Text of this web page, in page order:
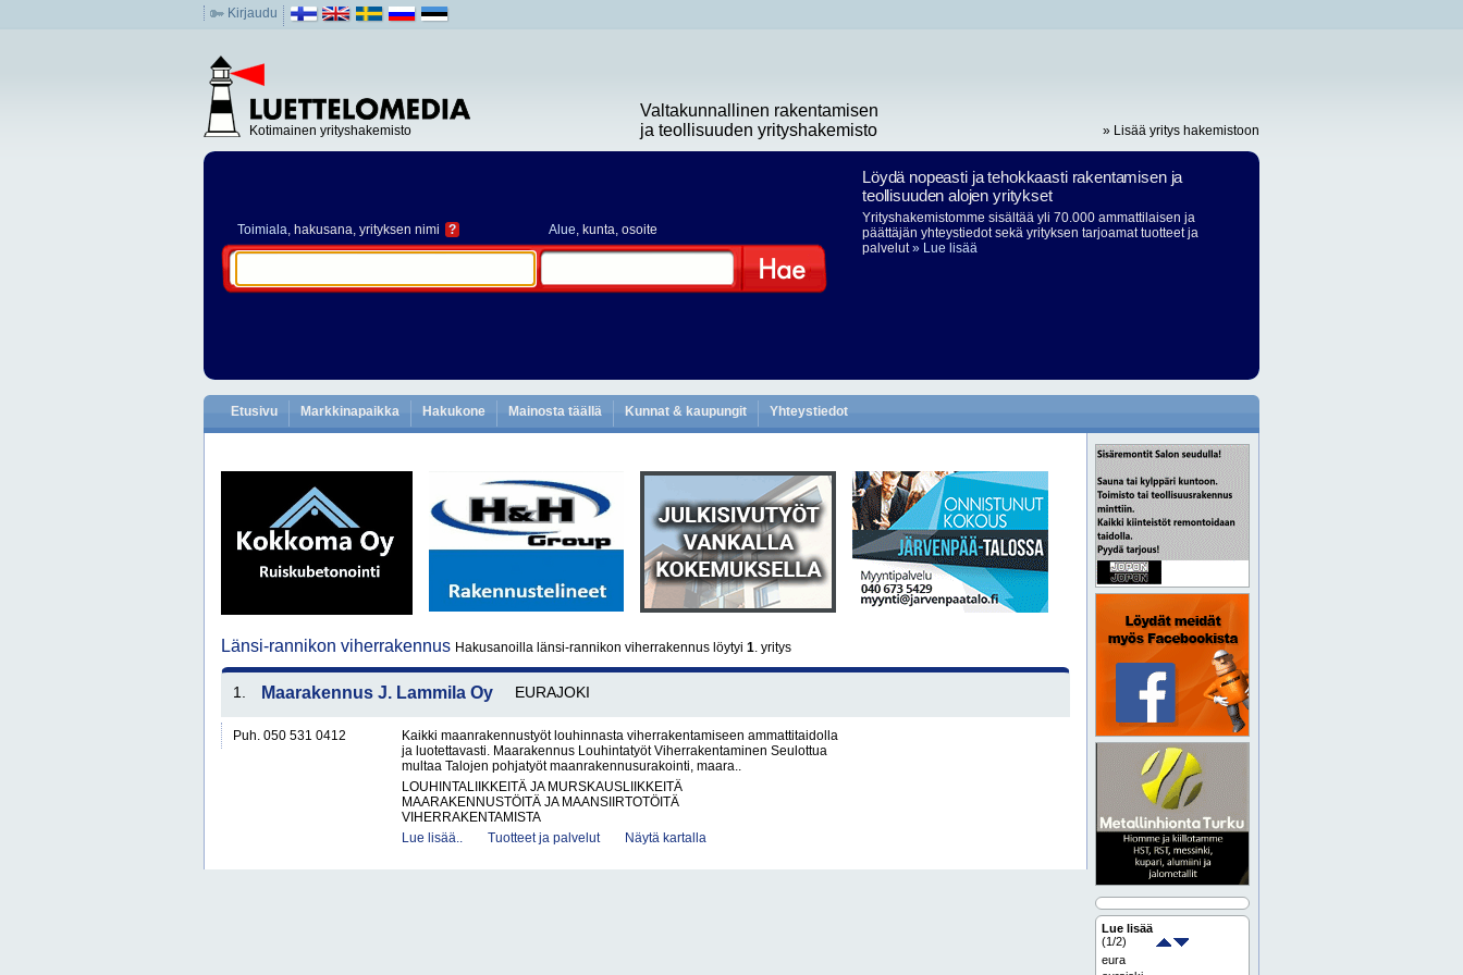
Kirjaudu
Kotimainen yrityshakemisto
Valtakunnallinen rakentamisen
ja teollisuuden yrityshakemisto
» Lisää yritys hakemistoon
Toimiala, hakusana, yrityksen nimi ? Alue, kunta, osoite
Löydä nopeasti ja tehokkaasti rakentamisen ja
teollisuuden alojen yritykset
Yrityshakemistomme sisältää yli 70.000 ammattilaisen ja
päättäjän yhteystiedot sekä yrityksen tarjoamat tuotteet ja
palvelut» Lue lisää
Etusivu Markkinapaikka Hakukone Mainosta täällä Kunnat & kaupungit Yhteystiedot
Länsi-rannikon viherrakennus Hakusanoilla länsi-rannikon viherrakennus löytyi 1. yritys
1. Maarakennus J. Lammila Oy EURAJOKI
Puh. 050 531 0412
Kaikki maanrakennustyöt louhinnasta viherrakentamiseen ammattitaidolla
ja luotettavasti. Maarakennus Louhintatyöt Viherrakentaminen Seulottua
multaa Talojen pohjatyöt maanrakennusurakointi, maara..
LOUHINTALIIKKEITÄ JA MURSKAUSLIIKKEITÄ
MAARAKENNUSTÖITÄ JA MAANSIIRTOTÖITÄ
VIHERRAKENTAMISTA
Lue lisää..
Tuotteet ja palvelut Näytä kartalla
Lue lisää
(1/2)
eura